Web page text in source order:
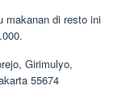
makanan di resto ini
Girimulyo,
55674